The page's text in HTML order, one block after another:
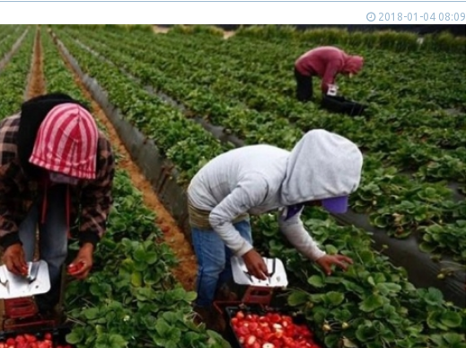
2018-01-04 08:09